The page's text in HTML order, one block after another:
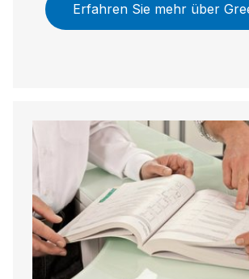
Erfahren Sie mehr über